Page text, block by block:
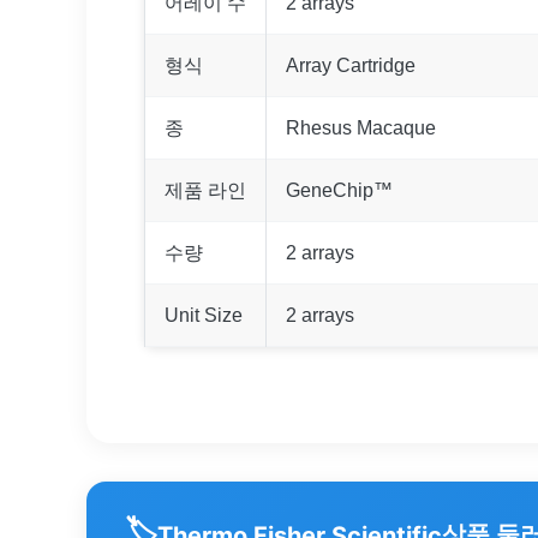
형식 Array Cartridge
종 Rhesus Macaque
제품 라인 GeneChip™
수량 2 arrays
Unit Size 2 arrays